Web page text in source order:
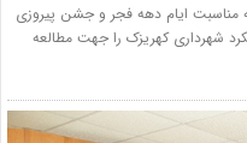
مناسبت ایام دهه فجر و جشن پیروزی
شهرداری کهریزک را جهت مطالعه